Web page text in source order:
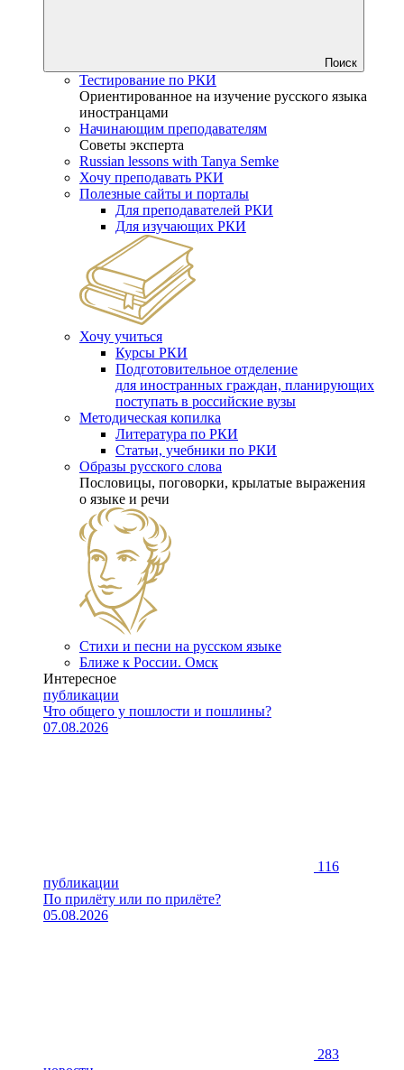
Поиск
Тестирование по РКИ
Ориентированное на изучение русского языка
иностранцами
Начинающим преподавателям
Советы эксперта
Russian lessons with Tanya Semke
Хочу преподавать РКИ
Полезные сайты и порталы
Для преподавателей РКИ
Для изучающих РКИ
Хочу учиться
Курсы РКИ
Подготовительное отделение
для иностранных граждан, планирующих
поступать в российские вузы
Методическая копилка
Литература по РКИ
Статьи, учебники по РКИ
Образы русского слова
Пословицы, поговорки, крылатые выражения
о языке и речи
Стихи и песни на русском языке
Ближе к России. Омск
Интересное
публикации
Что общего у пошлости и пошлины?
07.08.2026
116
публикации
По прилёту или по прилёте?
05.08.2026
283